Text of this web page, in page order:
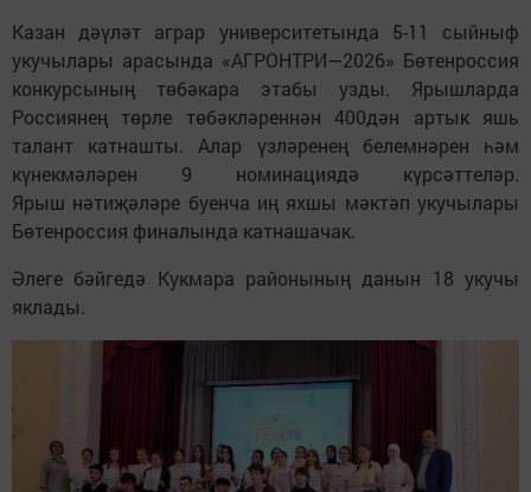
Казан дәүләт аграр университетында 5-11 сыйныф
укучылары арасында «АГРОНТРИ—2026» Бөтенроссия
конкурсының төбәкара этабы узды. Ярышларда
Россиянең төрле төбәкләреннән 400дән артык яшь
талант катнашты. Алар үзләренең белемнәрен һәм
күнекмәләрен 9 номинациядә күрсәттеләр.
Ярыш нәтиҗәләре буенча иң яхшы мәктәп укучылары
Бөтенроссия финалында катнашачак.
Әлеге бәйгедә Кукмара районының данын 18 укучы
яклады.